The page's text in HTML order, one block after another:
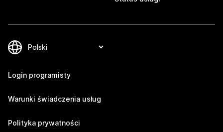
Login programisty
Warunki świadczenia usług
Polityka prywatności